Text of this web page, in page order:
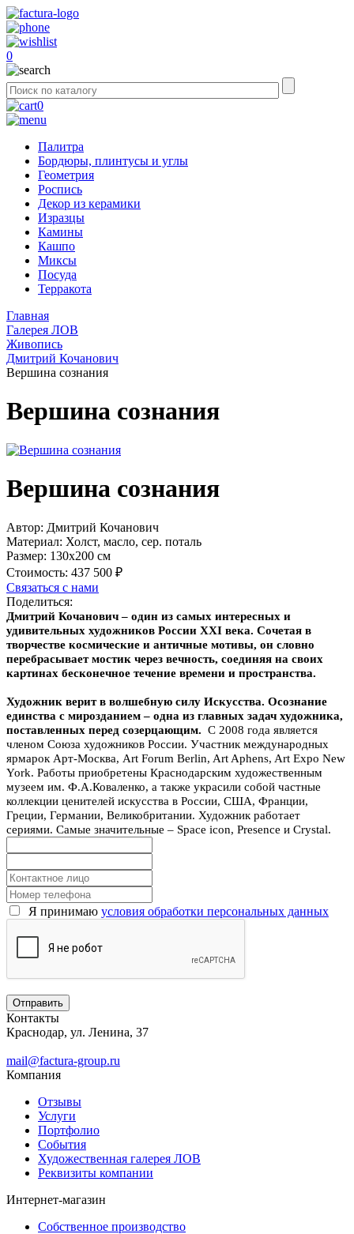
0
0
Палитра
Бордюры, плинтусы и углы
Геометрия
Роспись
Декор из керамики
Изразцы
Камины
Кашпо
Миксы
Посуда
Терракота
Главная
Галерея ЛОВ
Живопись
Дмитрий Кочанович
Вершина сознания
Вершина сознания
Вершина сознания
Автор: Дмитрий Кочанович
Материал: Холст, масло, сер. поталь
Размер: 130х200 см
Стоимость: 437 500 ₽
Связаться с нами
Поделиться:
Дмитрий Кочанович – один из самых интересных и
удивительных художников России XXI века. Сочетая в
творчестве космические и античные мотивы, он словно
перебрасывает мостик через вечность, соединяя на своих
картинах бесконечное течение времени и пространства.
Художник верит в волшебную силу Искусства. Осознание
единства с мирозданием – одна из главных задач художника,
поставленных перед созерцающим. C 2008 года является
членом Союза художников России. Участник международных
ярмарок Арт-Москва, Art Forum Berlin, Art Aphens, Art Expo New
York. Работы приобретены Краснодарским художественным
музеем им. Ф.А.Коваленко, а также украсили собой частные
коллекции ценителей искусства в России, США, Франции,
Греции, Германии, Великобритании. Художник работает
сериями. Самые значительные – Space icon, Presence и Crystal.
Я принимаю условия обработки персональных данных
Контакты
Краснодар, ул. Ленина, 37
mail@factura-group.ru
Компания
Отзывы
Услуги
Портфолио
События
Художественная галерея ЛОВ
Реквизиты компании
Интернет-магазин
Собственное производство